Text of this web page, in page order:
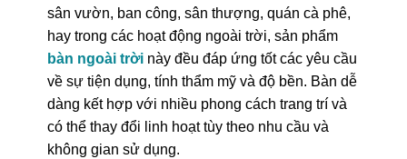
sân vườn, ban công, sân thượng, quán cà phê,
hay trong các hoạt động ngoài trời, sản phẩm
bàn ngoài trờinày đều đáp ứng tốt các yêu cầu
về sự tiện dụng, tính thẩm mỹ và độ bền. Bàn dễ
dàng kết hợp với nhiều phong cách trang trí và
có thể thay đổi linh hoạt tùy theo nhu cầu và
không gian sử dụng.